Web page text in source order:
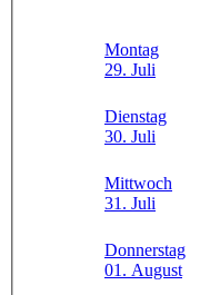
Montag
29. Juli
Dienstag
30. Juli
Mittwoch
31. Juli
Donnerstag
01. August